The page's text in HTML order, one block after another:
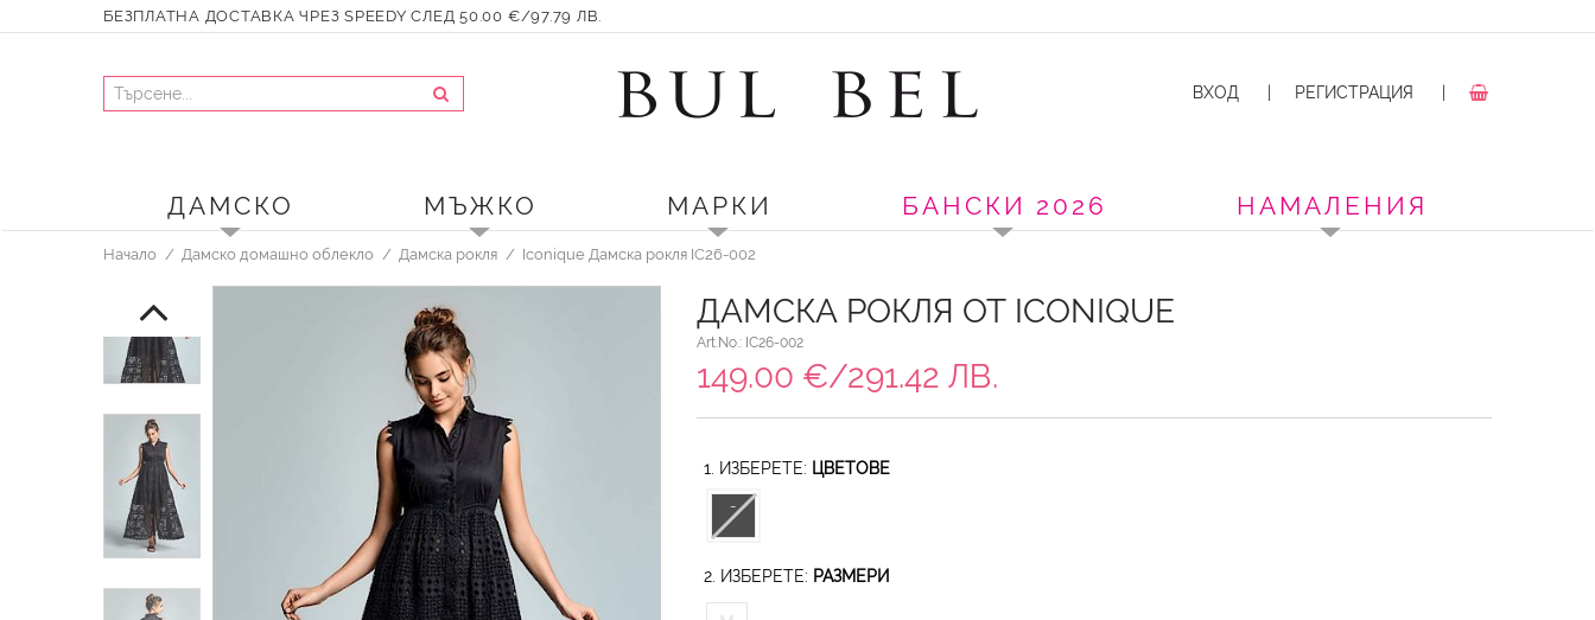
БЕЗПЛАТНА ДОСТАВКА ЧРЕЗ SPEEDY СЛЕД 50.00 €/97.79 ЛВ.
ВХОД РЕГИСТРАЦИЯ
ДАМСКО МЪЖКО МАРКИ БАНСКИ 2026 НАМАЛЕНИЯ
Начало Дамско домашно облекло Дамска рокля Iconique Дамска рокля IC26-002
ДАМСКА РОКЛЯ ОТ ICONIQUE
Art.No.: IC26-002
149.00 €/291.42 ЛВ.
1. ИЗБЕРЕТЕ: ЦВЕТОВЕ
2. ИЗБЕРЕТЕ: РАЗМЕРИ